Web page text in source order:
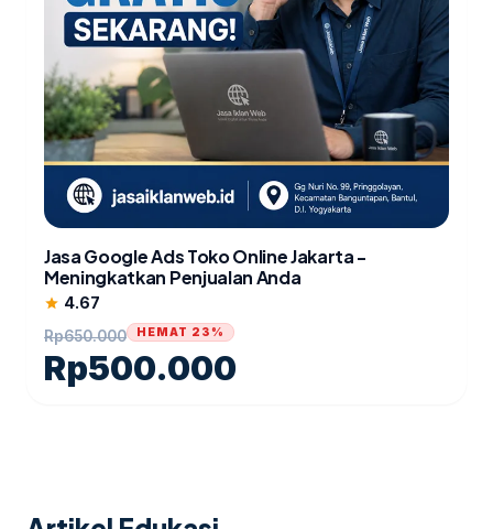
Jasa Google Ads Toko Online Jakarta -
Meningkatkan Penjualan Anda
star 4.67
Rp650.000
Rp500.000
HEMAT 23%